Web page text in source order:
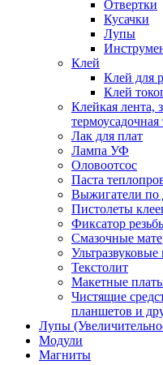
Отвертки
Кусачки
Лупы
Клей
Клей для
Клей
Клейкая лента,
термоусадочная
Лак для плат
Лампа УФ
Оловоотсос
Паста
Выжигатели по
Пистолеты
Фиксатор
Смазочные
Текстолит
Макетные
Чистящие
планшетов и
Лупы
Модули
Магниты